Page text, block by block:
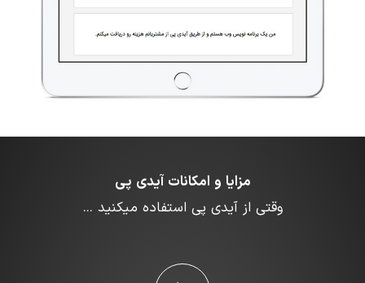
مزایا و امکانات آیدی پی
وقتی از آیدی پی استفاده میکنید ...